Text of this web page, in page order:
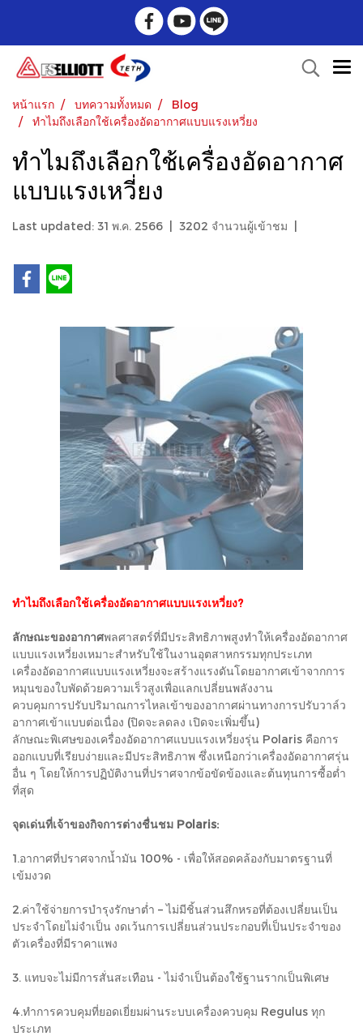
หน้าแรก บทความทั้งหมด
Blog
ทำไมถึงเลือกใช้เครื่องอัดอากาศแบบแรงเหวี่ยง
ทำไมถึงเลือกใช้เครื่องอัดอากาศ
แบบแรงเหวี่ยง
Last updated: 31 พ.ค. 2566 3202 จำนวนผู้เข้าชม
ทำไมถึงเลือกใช้เครื่องอัดอากาศแบบแรงเหวี่ยง?
ลักษณะของอากาศพลศาสตร์ที่มีประสิทธิภาพสูงทำให้เครื่องอัดอากาศ
แบบแรงเหวี่ยงเหมาะสำหรับใช้ในงานอุตสาหกรรมทุกประเภท
เครื่องอัดอากาศแบบแรงเหวี่ยงจะสร้างแรงดันโดยอากาศเข้าจากการ
หมุนของใบพัดด้วยความเร็วสูงเพื่อแลกเปลี่ยนพลังงาน
ควบคุมการปรับปริมาณการไหลเข้าของอากาศผ่านทางการปรับวาล์ว
อากาศเข้าแบบต่อเนื่อง (ปิดจะลดลง เปิดจะเพิ่มขึ้น)
ลักษณะพิเศษของเครื่องอัดอากาศแบบแรงเหวี่ยงรุ่น Polaris คือการ
ออกแบบที่เรียบง่ายและมีประสิทธิภาพ ซึ่งเหนือกว่าเครื่องอัดอากาศรุ่น
อื่น ๆ โดยให้การปฏิบัติงานที่ปราศจากข้อขัดข้องและต้นทุนการซื้อต่ำ
ที่สุด
จุดเด่นที่เจ้าของกิจการต่างชื่นชม Polaris:
1.อากาศที่ปราศจากน้ำมัน 100% - เพื่อให้สอดคล้องกับมาตรฐานที่
เข้มงวด
2.ค่าใช้จ่ายการบำรุงรักษาต่ำ – ไม่มีชิ้นส่วนสึกหรอที่ต้องเปลี่ยนเป็น
ประจำโดยไม่จำเป็น งดเว้นการเปลี่ยนส่วนประกอบที่เป็นประจำของ
ตัวเครื่องที่มีราคาแพง
3. แทบจะไม่มีการสั่นสะเทือน - ไม่จำเป็นต้องใช้ฐานรากเป็นพิเศษ
4.ทำการควบคุมที่ยอดเยี่ยมผ่านระบบเครื่องควบคุม Regulus ทุก
ประเภท